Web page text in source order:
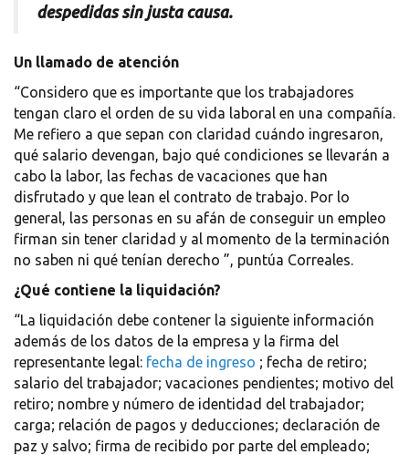
despedidas sin justa causa.
Un llamado de atención
“Considero que es importante que los trabajadores
tengan claro el orden de su vida laboral en una compañía.
Me refiero a que sepan con claridad cuándo ingresaron,
qué salario devengan, bajo qué condiciones se llevarán a
cabo la labor, las fechas de vacaciones que han
disfrutado y que lean el contrato de trabajo. Por lo
general, las personas en su afán de conseguir un empleo
firman sin tener claridad y al momento de la terminación
no saben ni qué tenían derecho ”, puntúa Correales.
¿Qué contiene la liquidación?
“La liquidación debe contener la siguiente información
además de los datos de la empresa y la firma del
representante legal: fecha de ingreso ; fecha de retiro;
salario del trabajador; vacaciones pendientes; motivo del
retiro; nombre y número de identidad del trabajador;
carga; relación de pagos y deducciones; declaración de
paz y salvo; firma de recibido por parte del empleado;